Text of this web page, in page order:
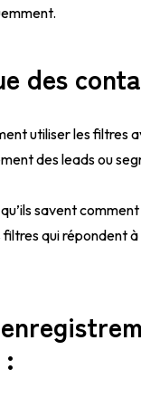
des
utiliser les filtres
des leads ou
savent
qui répondent à